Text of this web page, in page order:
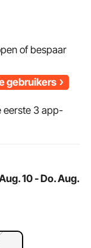
of bespaar
gebruikers
eerste 3 app-
10 - Do. Aug.